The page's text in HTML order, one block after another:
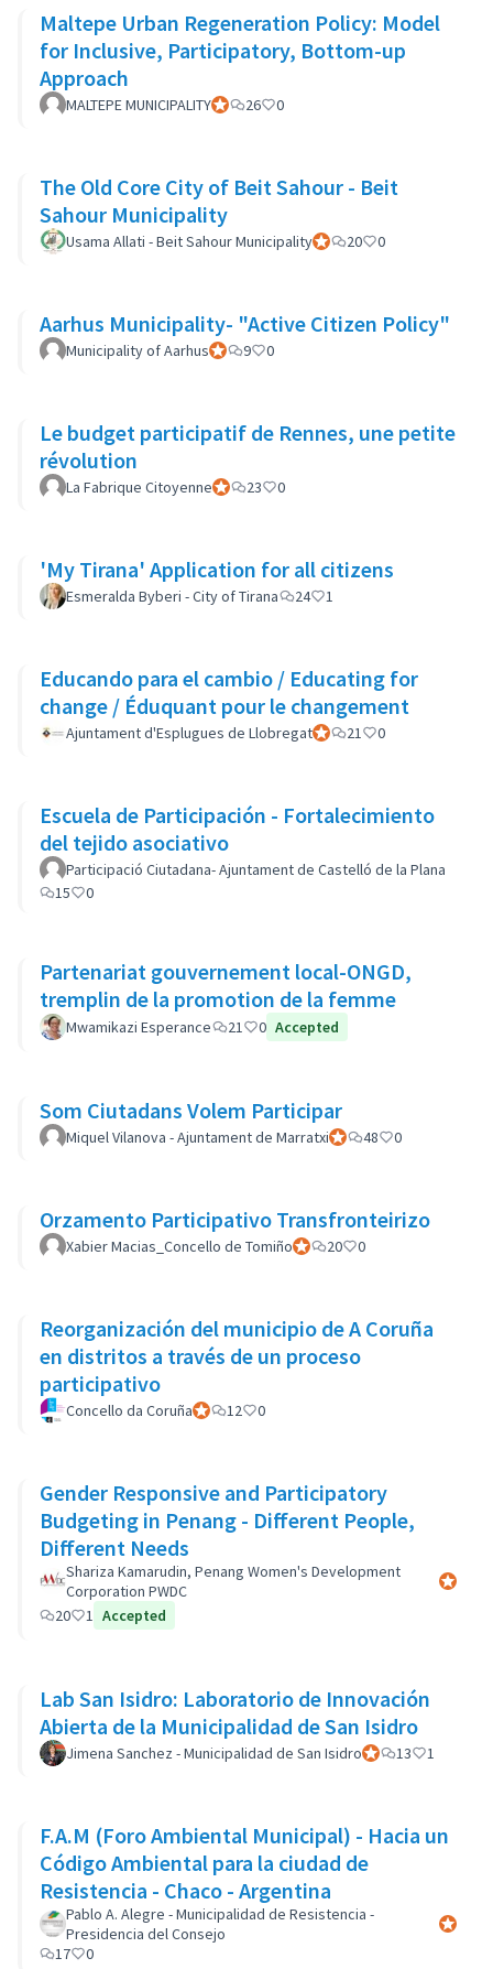
Maltepe Urban Regeneration Policy: Model
for Inclusive, Participatory, Bottom-up
Approach
MALTEPE MUNICIPALITYOfficial participant
26 0
The Old Core City of Beit Sahour - Beit
Sahour Municipality
Usama Allati - Beit Sahour MunicipalityOfficial participant
20 0
Aarhus Municipality- "Active Citizen Policy"
Municipality of AarhusOfficial participant
9 0
Le budget participatif de Rennes, une petite
révolution
La Fabrique CitoyenneOfficial participant
23 0
'My Tirana' Application for all citizens
Esmeralda Byberi - City of Tirana 24 1
Educando para el cambio / Educating for
change / Éduquant pour le changement
Ajuntament d'Esplugues de LlobregatOfficial participant
21 0
Escuela de Participación - Fortalecimiento
del tejido asociativo
Participació Ciutadana- Ajuntament de Castelló de la Plana
15
0
Partenariat gouvernement local-ONGD,
tremplin de la promotion de la femme
Mwamikazi Esperance 21 0 Accepted
Som Ciutadans Volem Participar
Miquel Vilanova - Ajuntament de MarratxiOfficial participant
48 0
Orzamento Participativo Transfronteirizo
Xabier Macias_Concello de TomiñoOfficial participant
20 0
Reorganización del municipio de A Coruña
en distritos a través de un proceso
participativo
Concello da CoruñaOfficial participant
12 0
Gender Responsive and Participatory
Budgeting in Penang - Different People,
Different Needs
Shariza Kamarudin, Penang Women's Development
Corporation PWDC
Official
20
1 Accepted
Lab San Isidro: Laboratorio de Innovación
Abierta de la Municipalidad de San Isidro
Jimena Sanchez - Municipalidad de San IsidroOfficial participant
13 1
F.A.M (Foro Ambiental Municipal) - Hacia un
Código Ambiental para la ciudad de
Resistencia - Chaco - Argentina
Pablo A. Alegre - Municipalidad de Resistencia -
Presidencia del Consejo
Official
17
0